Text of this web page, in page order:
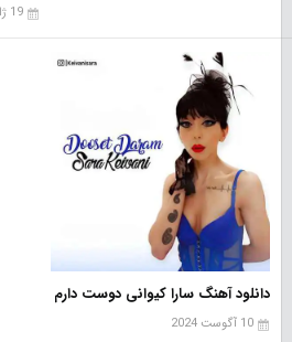
19 ژانویه 2025
دانلود آهنگ سارا کیوانی دوست دارم
10 آگوست 2024